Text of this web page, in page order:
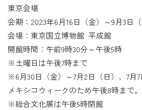
東京会場
会期：2023年6月16日（金）～9月3日（
会場：東京国立博物館 平成館
開館時間：午前9時30分～午後5時
※土曜日は午後7時まで
※6月30日（金）～7月2日（日）、7月
メキシコウィークのため午後8時まで。
※総合文化展は午後5時閉館